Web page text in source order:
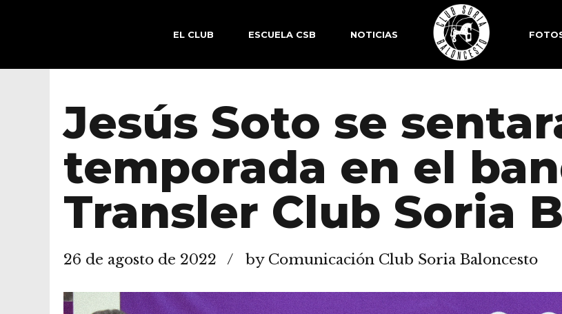
EL CLUB ESCUELA CSB NOTICIAS
Jesús Soto se
temporada en el
Transler Club Soria
26 de agosto de 2022 by Comunicación Club Soria Baloncesto